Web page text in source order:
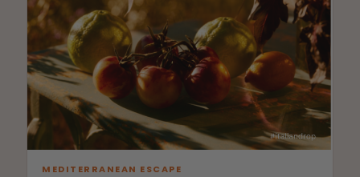
MEDITERRANEAN ESCAPE